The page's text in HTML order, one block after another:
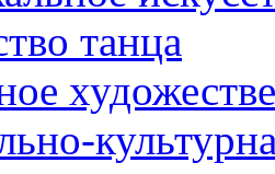
танца